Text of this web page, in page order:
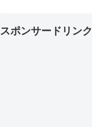
スポンサードリンク